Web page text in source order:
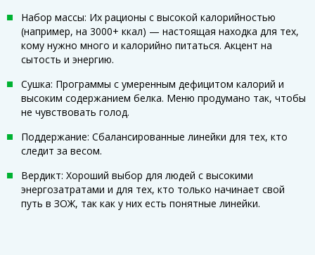
Набор массы: Их рационы с высокой калорийностью
(например, на 3000+ ккал) — настоящая находка для тех,
кому нужно много и калорийно питаться. Акцент на
сытость и энергию.
Сушка: Программы с умеренным дефицитом калорий и
высоким содержанием белка. Меню продумано так, чтобы
не чувствовать голод.
Поддержание: Сбалансированные линейки для тех, кто
следит за весом.
Вердикт: Хороший выбор для людей с высокими
энергозатратами и для тех, кто только начинает свой
путь в ЗОЖ, так как у них есть понятные линейки.